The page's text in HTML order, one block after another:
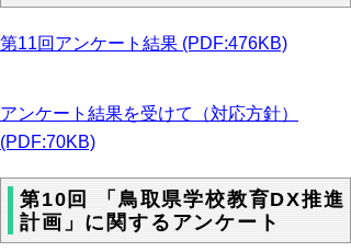
第11回アンケート結果 (PDF:476KB)
アンケート結果を受けて（対応方針）
(PDF:70KB)
第10回 「鳥取県学校教育DX推進
計画」に関するアンケート